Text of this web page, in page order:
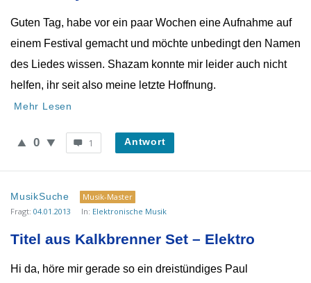
Guten Tag, habe vor ein paar Wochen eine Aufnahme auf
einem Festival gemacht und möchte unbedingt den Namen
des Liedes wissen. Shazam konnte mir leider auch nicht
helfen, ihr seit also meine letzte Hoffnung.
Mehr Lesen
0 1 Antwort
MusikSuche
Musik-Master
Fragt: 04.01.2013 In: Elektronische Musik
Titel aus Kalkbrenner Set – Elektro
Hi da, höre mir gerade so ein dreistündiges Paul